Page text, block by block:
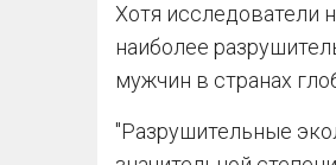
Хотя исследователи
наиболее
мужчин в странах
"Разрушительные